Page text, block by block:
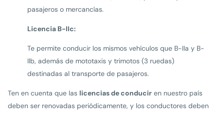
pasajeros o mercancías.
Licencia B-IIc:
Te permite conducir los mismos vehículos que B-IIa y B-
IIb, además de mototaxis y trimotos (3 ruedas)
destinadas al transporte de pasajeros.
Ten en cuenta que las licencias de conducir en nuestro país
deben ser renovadas periódicamente, y los conductores deben